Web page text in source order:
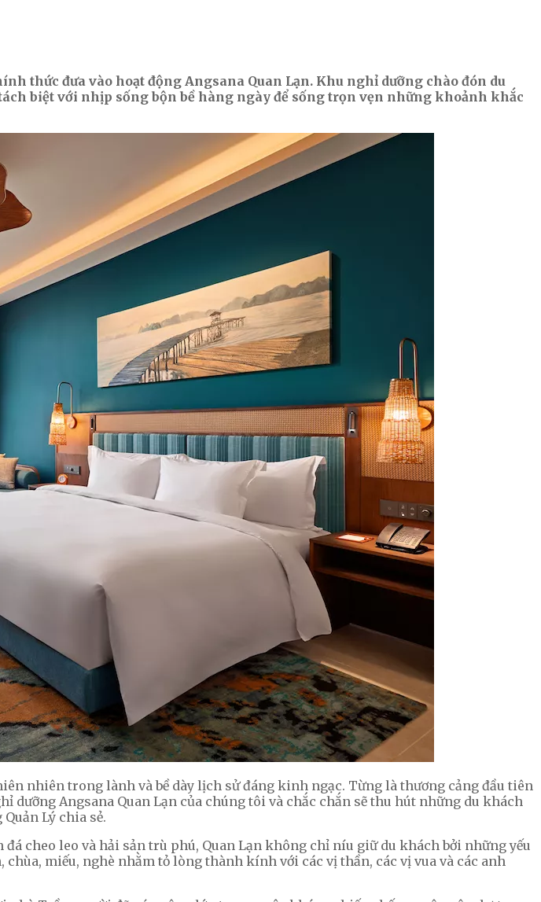
thức đưa vào hoạt động Angsana Quan Lạn. Khu nghỉ dưỡng chào đón du
biệt với nhịp sống bộn bề hàng ngày để sống trọn vẹn những khoảnh khắc
nhiên trong lành và bề dày lịch sử đáng kinh ngạc. Từng là thương cảng đầu tiên
dưỡng Angsana Quan Lạn của chúng tôi và chắc chắn sẽ thu hút những du khách
Lý chia sẻ.
cheo leo và hải sản trù phú, Quan Lạn không chỉ níu giữ du khách bởi những yếu
miếu, nghè nhằm tỏ lòng thành kính với các vị thần, các vị vua và các anh